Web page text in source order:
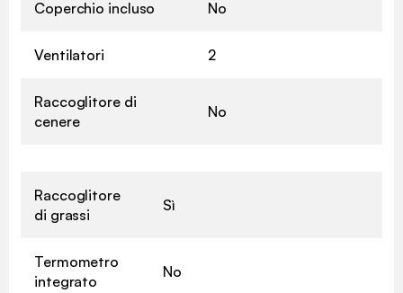
Coperchio incluso No
Ventilatori 2
Raccoglitore di
cenere
No
Raccoglitore
di grassi
Sì
Termometro
integrato
No